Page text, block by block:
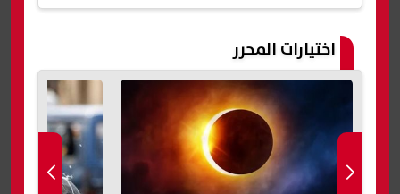
اختيارات المحرر